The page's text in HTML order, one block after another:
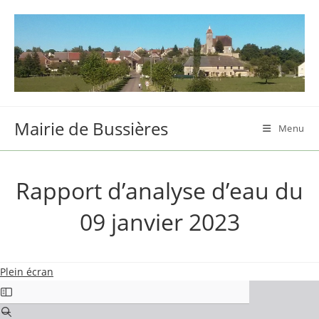
content
Mairie de Bussières Menu
Rapport d’analyse d’eau du
09 janvier 2023
Plein écran
Aller
au